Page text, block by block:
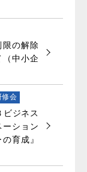
の解除
（中小企
修会
ビジネス
ション
育成』